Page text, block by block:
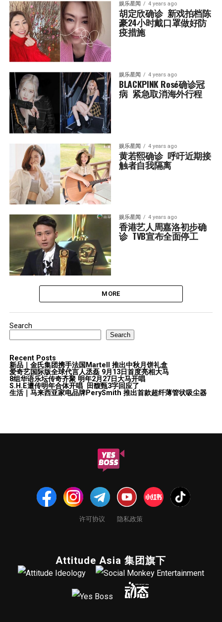
娱乐星闻 4 years ago
胡定欣确诊  新戏拍档陈
豪24小时戴口罩做好防
疫措施
娱乐星闻 4 years ago
BLACKPINK Rosé确诊冠
病  紧急取消海外行程
娱乐星闻 4 years ago
黄若熙确诊  呼吁近期接
触者自我隔离
娱乐星闻 4 years ago
香港艺人周嘉洛初步确
诊  TVB宣布全面停工
MORE
Search
Search
Recent Posts
新品｜金氏集团携手法国Martell 推出中秋月饼礼盒
爱奇艺国际版全球代言人丞磊 9月13日首度亮相大马
8组华语乐坛传奇⻬聚 明年2月27日大马开唱
S.H.E遭传明年合体开唱 田馥甄3字回应了
生活｜马来西亚家电品牌PerySmith 推出首款超纤薄管状吸尘器
许可协议 隐私政策
Attitude Asia 集团旗下